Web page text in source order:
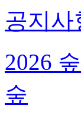
공지사
2026
숲